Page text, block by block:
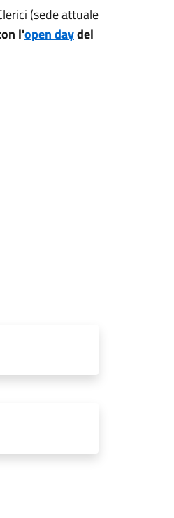
(sede attuale
l'open daydel